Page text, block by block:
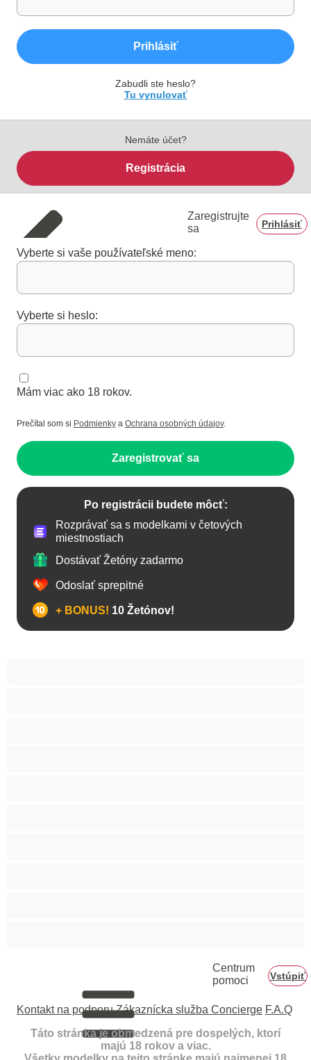
Prihlásiť
Zabudli ste heslo?
Tu vynulovať
Nemáte účet?
Registrácia
Zaregistrujte
sa
Prihlásiť
Vyberte si vaše používateľské meno:
Vyberte si heslo:
Mám viac ako 18 rokov.
Prečítal som si Podmienky a Ochrana osobných údajov.
Zaregistrovať sa
Po registrácii budete môcť:
Rozprávať sa s modelkami v četových
miestnostiach
Dostávať Žetóny zadarmo
Odoslať sprepitné
+ BONUS! 10 Žetónov!
Centrum
pomoci
Vstúpiť
Kontakt na podporu Zákaznícka služba Concierge F.A.Q
Táto stránka je obmedzená pre dospelých, ktorí
majú 18 rokov a viac.